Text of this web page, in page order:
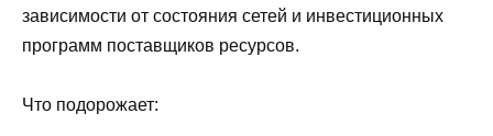
зависимости от состояния сетей и инвестиционных
программ поставщиков ресурсов.
Что подорожает: